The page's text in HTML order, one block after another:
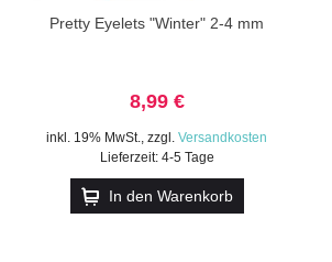
Pretty Eyelets "Winter" 2-4 mm
8,99 €
inkl. 19% MwSt.,zzgl.Versandkosten
Lieferzeit: 4-5 Tage
In den Warenkorb